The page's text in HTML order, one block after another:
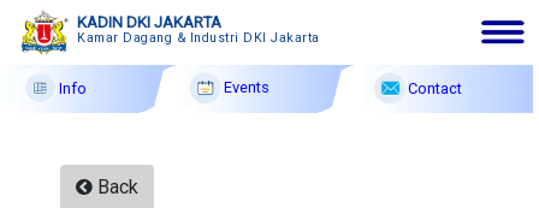
KADIN DKI JAKARTA
Kamar Dagang & Industri DKI Jakarta
Info Events Contact
English|Arabic|Chinese
Ags
2026
Back